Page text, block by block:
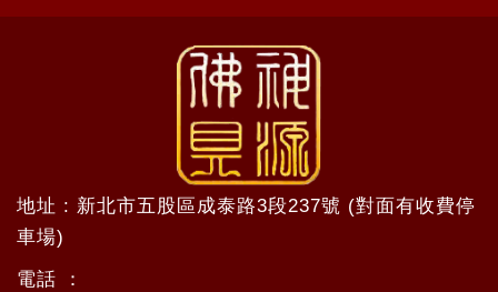
地址 : 新北市五股區成泰路3段237號 (對面有收費停
車場)
電話 ：